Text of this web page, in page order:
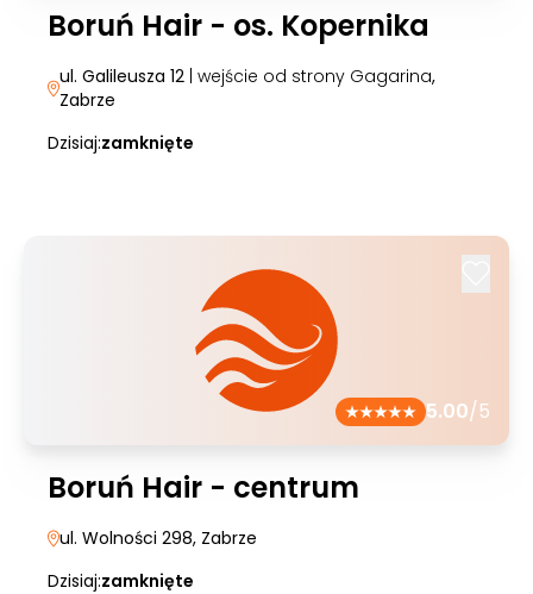
Boruń Hair - os. Kopernika
ul. Galileusza 12| wejście od strony Gagarina,
Zabrze
Dzisiaj:zamknięte
5.00/5
Boruń Hair - centrum
ul. Wolności 298, Zabrze
Dzisiaj:zamknięte